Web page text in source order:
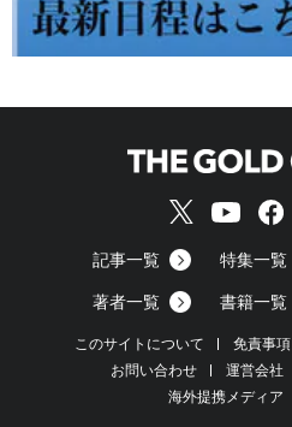
記事一覧 特集一覧
著者一覧 書籍一覧
このサイトについて 免責事項
お問い合わせ
運営会社
海外提携メディア